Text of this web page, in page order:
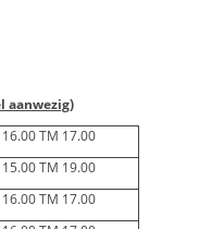
aanwezig)
16.00 TM 17.00
15.00 TM 19.00
16.00 TM 17.00